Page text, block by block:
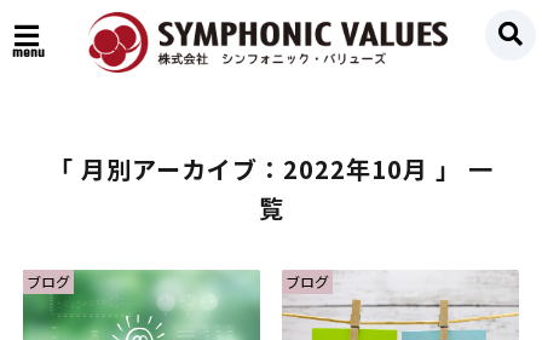
menu
「 月別アーカイブ：2022年10月 」 一
覧
ブログ ブログ